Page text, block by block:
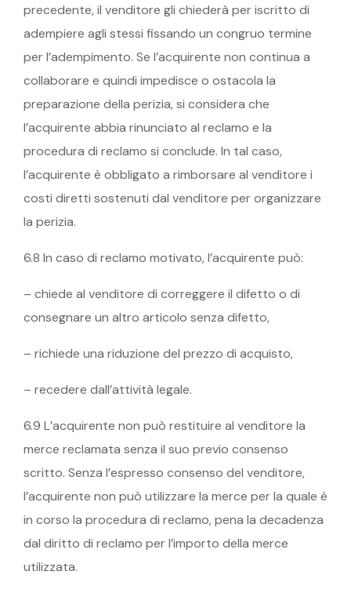
precedente, il venditore gli chiederà per iscritto di
adempiere agli stessi fissando un congruo termine
per l’adempimento. Se l’acquirente non continua a
collaborare e quindi impedisce o ostacola la
preparazione della perizia, si considera che
l’acquirente abbia rinunciato al reclamo e la
procedura di reclamo si conclude. In tal caso,
l’acquirente è obbligato a rimborsare al venditore i
costi diretti sostenuti dal venditore per organizzare
la perizia.
6.8 In caso di reclamo motivato, l’acquirente può:
– chiede al venditore di correggere il difetto o di
consegnare un altro articolo senza difetto,
– richiede una riduzione del prezzo di acquisto,
– recedere dall’attività legale.
6.9 L’acquirente non può restituire al venditore la
merce reclamata senza il suo previo consenso
scritto. Senza l’espresso consenso del venditore,
l’acquirente non può utilizzare la merce per la quale è
in corso la procedura di reclamo, pena la decadenza
dal diritto di reclamo per l’importo della merce
utilizzata.